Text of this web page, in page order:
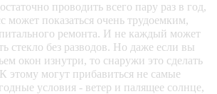
проводить всего пару раз в год,
может показаться очень трудоемким,
ремонта. И не каждый может
стекло без разводов. Но даже если вы
окон изнутри, то снаружи это сделать
этому могут прибавиться не самые
условия - ветер и палящее солнце,